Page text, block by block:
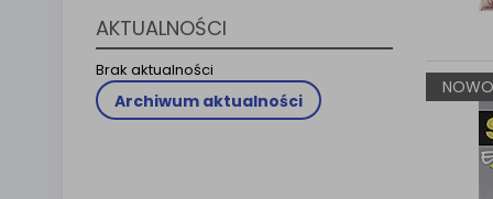
AKTUALNOŚCI
Brak aktualności
Archiwum aktualności